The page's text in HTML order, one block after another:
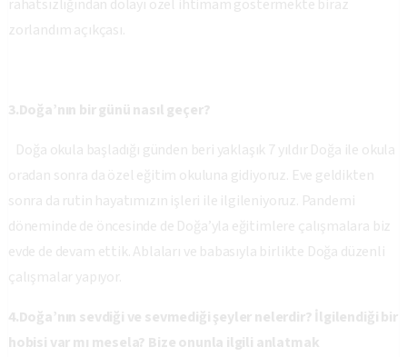
rahatsızlığından dolayı özel ihtimam göstermekte biraz
zorlandım açıkçası.
3.Doğa’nın bir günü nasıl geçer?
Doğa okula başladığı günden beri yaklaşık 7 yıldır Doğa ile okula
oradan sonra da özel eğitim okuluna gidiyoruz. Eve geldikten
sonra da rutin hayatımızın işleri ile ilgileniyoruz. Pandemi
döneminde de öncesinde de Doğa’yla eğitimlere çalışmalara biz
evde de devam ettik. Ablaları ve babasıyla birlikte Doğa düzenli
çalışmalar yapıyor.
4.Doğa’nın sevdiği ve sevmediği şeyler nelerdir? İlgilendiği bir
hobisi var mı mesela? Bize onunla ilgili anlatmak